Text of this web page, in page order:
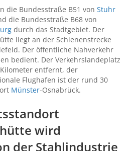
die Bundesstraße B51 von Stuhr
die Bundesstraße B68 von
durch das Stadtgebiet. Der
liegt an der Schienenstrecke
Der öffentliche Nahverkehr
bedient. Der Verkehrslandeplatz
entfernt, der
Flughafen ist der rund 30
Münster-Osnabrück.
wird
der Stahlindustrie